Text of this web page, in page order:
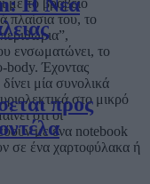
Η Νέα
προς
πλαίσια του, το
ενσωματώνει, το
body. Έχοντας
μία συνολικά
στο μικρό
ότι οι
με ένα notebook
σε ένα χαρτοφύλακα ή